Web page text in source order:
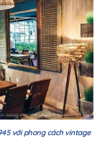
với phong cách vintage